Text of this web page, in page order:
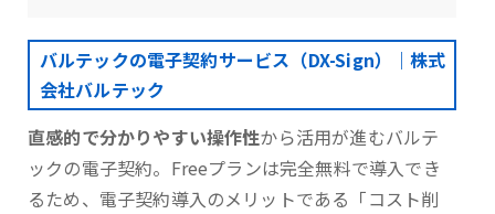
バルテックの電子契約サービス（DX-Sign）｜株式
会社バルテック
直感的で分かりやすい操作性から活用が進むバルテ
ックの電子契約。Freeプランは完全無料で導入でき
るため、電子契約導入のメリットである「コスト削